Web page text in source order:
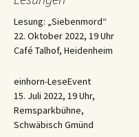
Lesung: „Siebenmord“
22. Oktober 2022, 19 Uhr
Café Talhof, Heidenheim
einhorn-LeseEvent
15. Juli 2022, 19 Uhr,
Remsparkbühne,
Schwäbisch Gmünd